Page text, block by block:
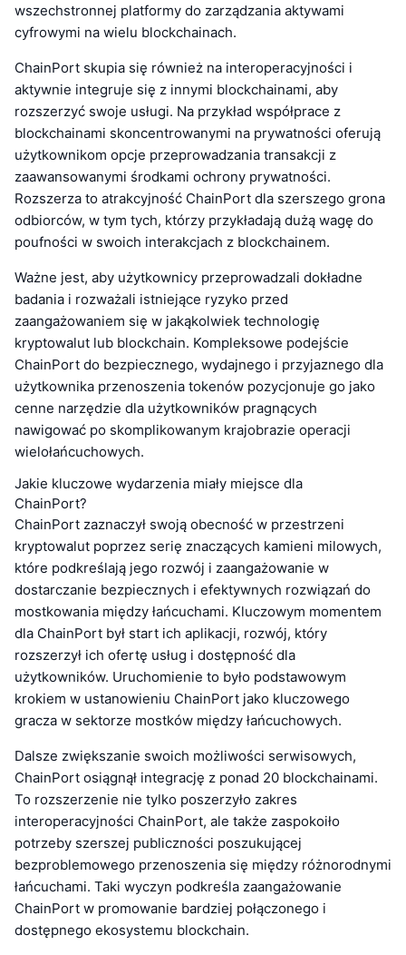
wszechstronnej platformy do zarządzania aktywami
cyfrowymi na wielu blockchainach.
ChainPort skupia się również na interoperacyjności i
aktywnie integruje się z innymi blockchainami, aby
rozszerzyć swoje usługi. Na przykład współprace z
blockchainami skoncentrowanymi na prywatności oferują
użytkownikom opcje przeprowadzania transakcji z
zaawansowanymi środkami ochrony prywatności.
Rozszerza to atrakcyjność ChainPort dla szerszego grona
odbiorców, w tym tych, którzy przykładają dużą wagę do
poufności w swoich interakcjach z blockchainem.
Ważne jest, aby użytkownicy przeprowadzali dokładne
badania i rozważali istniejące ryzyko przed
zaangażowaniem się w jakąkolwiek technologię
kryptowalut lub blockchain. Kompleksowe podejście
ChainPort do bezpiecznego, wydajnego i przyjaznego dla
użytkownika przenoszenia tokenów pozycjonuje go jako
cenne narzędzie dla użytkowników pragnących
nawigować po skomplikowanym krajobrazie operacji
wielołańcuchowych.
Jakie kluczowe wydarzenia miały miejsce dla
ChainPort?
ChainPort zaznaczył swoją obecność w przestrzeni
kryptowalut poprzez serię znaczących kamieni milowych,
które podkreślają jego rozwój i zaangażowanie w
dostarczanie bezpiecznych i efektywnych rozwiązań do
mostkowania między łańcuchami. Kluczowym momentem
dla ChainPort był start ich aplikacji, rozwój, który
rozszerzył ich ofertę usług i dostępność dla
użytkowników. Uruchomienie to było podstawowym
krokiem w ustanowieniu ChainPort jako kluczowego
gracza w sektorze mostków między łańcuchowych.
Dalsze zwiększanie swoich możliwości serwisowych,
ChainPort osiągnął integrację z ponad 20 blockchainami.
To rozszerzenie nie tylko poszerzyło zakres
interoperacyjności ChainPort, ale także zaspokoiło
potrzeby szerszej publiczności poszukującej
bezproblemowego przenoszenia się między różnorodnymi
łańcuchami. Taki wyczyn podkreśla zaangażowanie
ChainPort w promowanie bardziej połączonego i
dostępnego ekosystemu blockchain.